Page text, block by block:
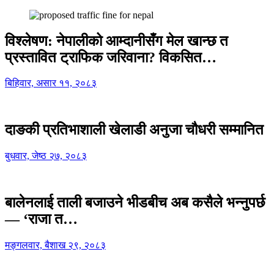
विश्लेषण: नेपालीको आम्दानीसँग मेल खान्छ त
प्रस्तावित ट्राफिक जरिवाना? विकसित…
बिहिवार, असार ११, २०८३
दाङकी प्रतिभाशाली खेलाडी अनुजा चौधरी सम्मानित
बुधवार, जेष्ठ २७, २०८३
बालेनलाई ताली बजाउने भीडबीच अब कसैले भन्नुपर्छ
— ‘राजा त…
मङ्गलवार, बैशाख २९, २०८३